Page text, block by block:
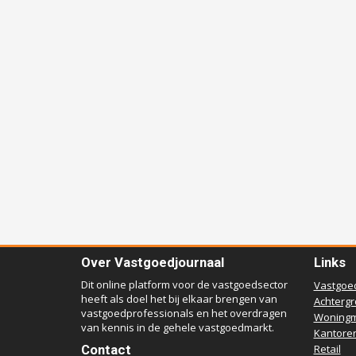
Over Vastgoedjournaal
Dit online platform voor de vastgoedsector
heeft als doel het bij elkaar brengen van
vastgoedprofessionals en het overdragen
van kennis in de gehele vastgoedmarkt.
Contact
Links
Retail